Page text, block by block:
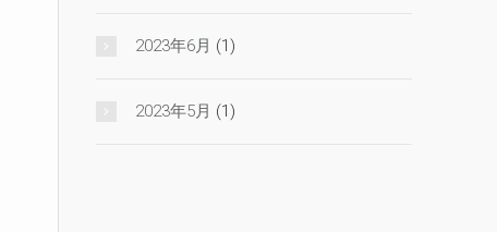
2023年6月 (1)
2023年5月 (1)